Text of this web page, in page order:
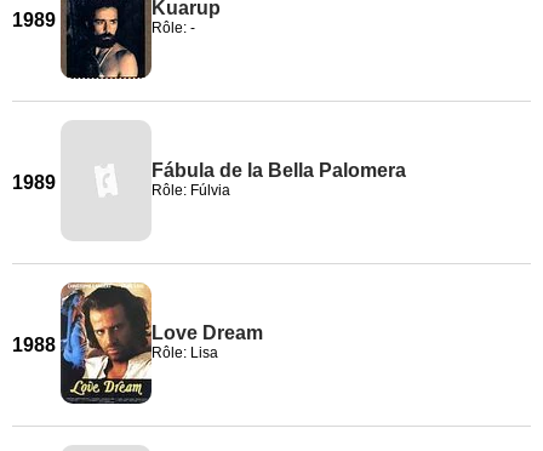
1989
Kuarup
Rôle: -
1989
Fábula de la Bella Palomera
Rôle: Fúlvia
1988
Love Dream
Rôle: Lisa